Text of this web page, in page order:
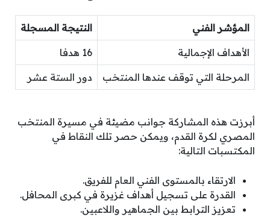
المؤشر الفني النتيجة المسجلة
الأهداف الإجمالية 16 هدفا
المرحلة التي توقف عندها المنتخب دور الستة عشر
أبرزت هذه المشاركة جوانب مضيئة في مسيرة المنتخب
المصري لكرة القدم، ويمكن حصر تلك النقاط في
المكتسبات التالية:
الارتقاء بالمستوى الفني العام للفريق.
القدرة على تسجيل أهداف غزيرة في كبرى المحافل.
تعزيز الترابط بين الجماهير واللاعبين.